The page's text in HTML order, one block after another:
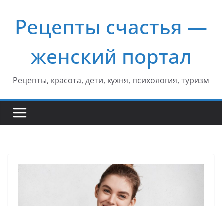
содержимому
Рецепты счастья —
женский портал
Рецепты, красота, дети, кухня, психология, туризм